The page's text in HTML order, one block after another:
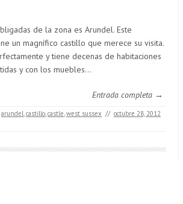
de la zona es Arundel. Este
un magnífico castillo que merece su visita.
y tiene decenas de habitaciones
y con los muebles…
Entrada completa →
arundel,castillo,castle,west sussex // octubre 28, 2012